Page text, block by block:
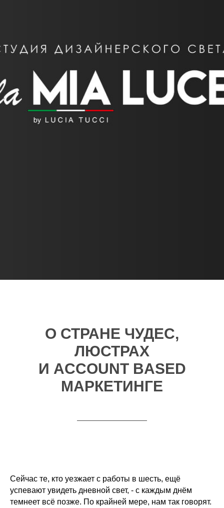
О СТРАНЕ ЧУДЕС,
ЛЮСТРАХ
И ACCOUNT BASED
МАРКЕТИНГЕ
Сейчас те, кто уезжает с работы в шесть, ещё
успевают увидеть дневной свет, - с каждым днём
темнеет всё позже. По крайней мере, нам так говорят.